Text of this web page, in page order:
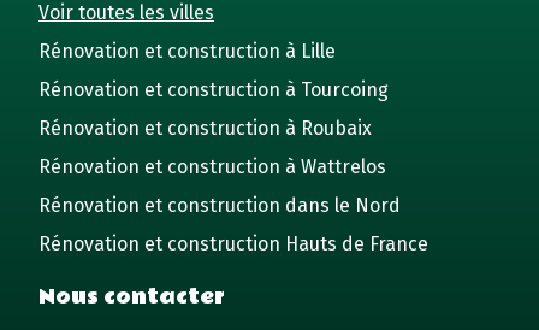
Voir toutes les villes
Rénovation et construction à Lille
Rénovation et construction à Tourcoing
Rénovation et construction à Roubaix
Rénovation et construction à Wattrelos
Rénovation et construction dans le Nord
Rénovation et construction Hauts de France
Nous contacter